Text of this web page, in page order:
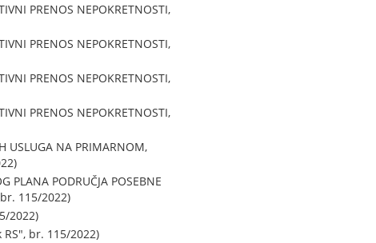
PRENOS NEPOKRETNOSTI,
PRENOS NEPOKRETNOSTI,
PRENOS NEPOKRETNOSTI,
PRENOS NEPOKRETNOSTI,
USLUGA NA PRIMARNOM,
PLANA PODRUČJA POSEBNE
br. 115/2022)
2022)
RS", br. 115/2022)